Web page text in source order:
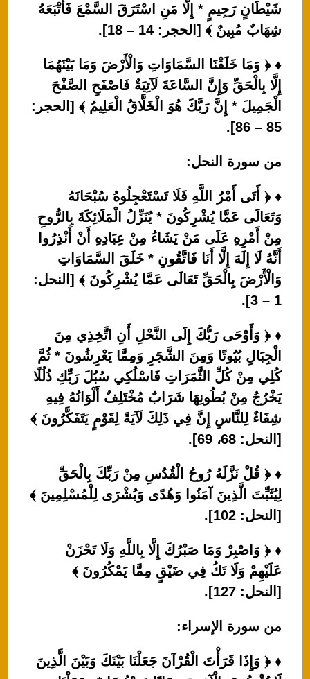
شَيْطَانٍ رَجِيمٍ * إِلَّا مَنِ اسْتَرَقَ السَّمْعَ فَأَتْبَعَهُ
شِهَابٌ مُبِينٌ ﴾ [الحجر: 14 – 18].
♦ ﴿ وَمَا خَلَقْنَا السَّمَاوَاتِ وَالْأَرْضَ وَمَا بَيْنَهُمَا
إِلَّا بِالْحَقِّ وَإِنَّ السَّاعَةَ لَآتِيَةٌ فَاصْفَحِ الصَّفْحَ
الْجَمِيلَ * إِنَّ رَبَّكَ هُوَ الْخَلَّاقُ الْعَلِيمُ ﴾ [الحجر:
85 – 86].
من سورة النحل:
♦ ﴿ أَتَى أَمْرُ اللَّهِ فَلَا تَسْتَعْجِلُوهُ سُبْحَانَهُ
وَتَعَالَى عَمَّا يُشْرِكُونَ * يُنَزِّلُ الْمَلَائِكَةَ بِالرُّوحِ
مِنْ أَمْرِهِ عَلَى مَنْ يَشَاءُ مِنْ عِبَادِهِ أَنْ أَنْذِرُوا
أَنَّهُ لَا إِلَهَ إِلَّا أَنَا فَاتَّقُونِ * خَلَقَ السَّمَاوَاتِ
وَالْأَرْضَ بِالْحَقِّ تَعَالَى عَمَّا يُشْرِكُونَ ﴾ [النحل:
1 – 3].
♦ ﴿ وَأَوْحَى رَبُّكَ إِلَى النَّحْلِ أَنِ اتَّخِذِي مِنَ
الْجِبَالِ بُيُوتًا وَمِنَ الشَّجَرِ وَمِمَّا يَعْرِشُونَ * ثُمَّ
كُلِي مِنْ كُلِّ الثَّمَرَاتِ فَاسْلُكِي سُبُلَ رَبِّكِ ذُلُلًا
يَخْرُجُ مِنْ بُطُونِهَا شَرَابٌ مُخْتَلِفٌ أَلْوَانُهُ فِيهِ
شِفَاءٌ لِلنَّاسِ إِنَّ فِي ذَلِكَ لَآيَةً لِقَوْمٍ يَتَفَكَّرُونَ ﴾
[النحل: 68، 69].
♦ ﴿ قُلْ نَزَّلَهُ رُوحُ الْقُدُسِ مِنْ رَبِّكَ بِالْحَقِّ
لِيُثَبِّتَ الَّذِينَ آمَنُوا وَهُدًى وَبُشْرَى لِلْمُسْلِمِينَ ﴾
[النحل: 102].
♦ ﴿ وَاصْبِرْ وَمَا صَبْرُكَ إِلَّا بِاللَّهِ وَلَا تَحْزَنْ
عَلَيْهِمْ وَلَا تَكُ فِي ضَيْقٍ مِمَّا يَمْكُرُونَ ﴾
[النحل: 127].
من سورة الإسراء:
♦ ﴿ وَإِذَا قَرَأْتَ الْقُرْآنَ جَعَلْنَا بَيْنَكَ وَبَيْنَ الَّذِينَ